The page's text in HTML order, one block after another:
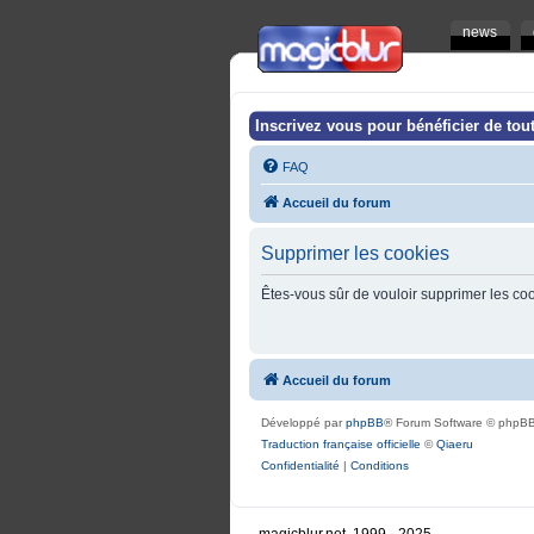
news
Inscrivez vous pour bénéficier de
FAQ
Accueil du forum
Supprimer les cookies
Êtes-vous sûr de vouloir supprimer les
Accueil du forum
Développé parphpBB® Forum Software ©
Traduction française officielle ©Qiaeru
Confidentialité | Conditions